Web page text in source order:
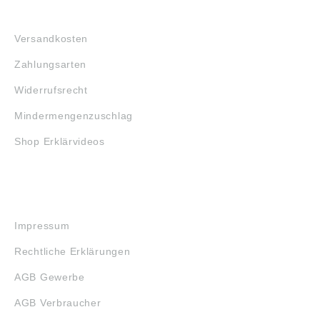
Versandkosten
Zahlungsarten
Widerrufsrecht
Mindermengenzuschlag
Shop Erklärvideos
Impressum
Rechtliche Erklärungen
AGB Gewerbe
AGB Verbraucher